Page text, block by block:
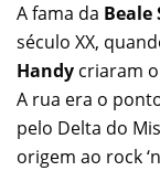
A fama da Beale
século XX,
Handy criaram
A rua era o
pelo Delta do
origem ao rock